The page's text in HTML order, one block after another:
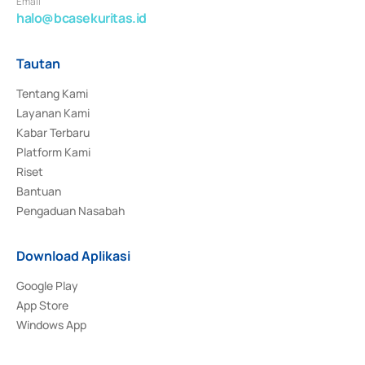
halo@bcasekuritas.id
Tautan
Tentang Kami
Layanan Kami
Kabar Terbaru
Platform Kami
Riset
Bantuan
Pengaduan Nasabah
Download Aplikasi
Google Play
App Store
Windows App